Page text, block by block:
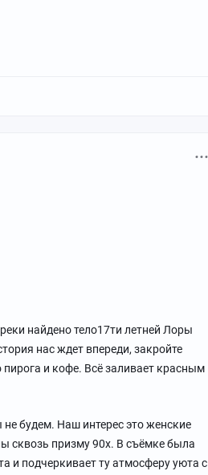
найдено тело17ти летней Лоры
нас ждет впереди, закройте
пирога и кофе. Всё заливает красным
будем. Наш интерес это женские
сквозь призму 90х. В съёмке была
и подчеркивает ту атмосферу уюта с